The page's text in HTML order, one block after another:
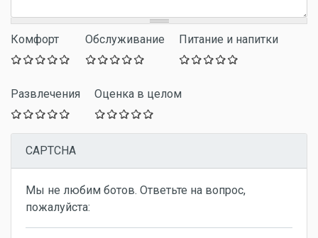
Комфорт Обслуживание Питание и напитки
Развлечения Оценка в целом
CAPTCHA
Мы не любим ботов. Ответьте на вопрос,
пожалуйста: